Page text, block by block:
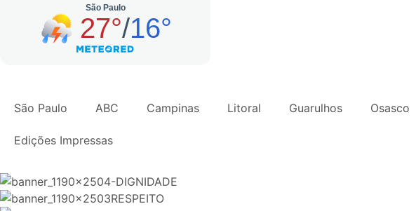
São Paulo ABC Campinas Litoral Guarulhos Osasco
Edições Impressas